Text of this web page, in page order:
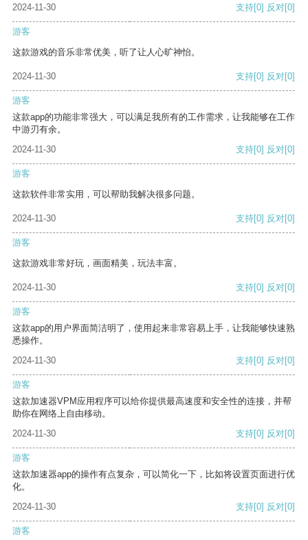
2024-11-30 支持[0] 反对[0]
游客
这款游戏的音乐非常优美，听了让人心旷神怡。
2024-11-30 支持[0] 反对[0]
游客
这款app的功能非常强大，可以满足我所有的工作需求，让我能够在工作
中游刃有余。
2024-11-30
支持[0] 反对[0]
游客
这款软件非常实用，可以帮助我解决很多问题。
2024-11-30 支持[0] 反对[0]
游客
这款游戏非常好玩，画面精美，玩法丰富。
2024-11-30 支持[0] 反对[0]
游客
这款app的用户界面简洁明了，使用起来非常容易上手，让我能够快速熟
悉操作。
2024-11-30
支持[0] 反对[0]
游客
这款加速器VPM应用程序可以给你提供最高速度和安全性的连接，并帮
助你在网络上自由移动。
2024-11-30
支持[0] 反对[0]
游客
这款加速器app的操作有点复杂，可以简化一下，比如将设置页面进行优
化。
2024-11-30
支持[0] 反对[0]
游客